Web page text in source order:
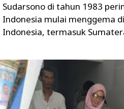
Sudarsono di tahun 1983
Indonesia mulai menggema
Indonesia, termasuk